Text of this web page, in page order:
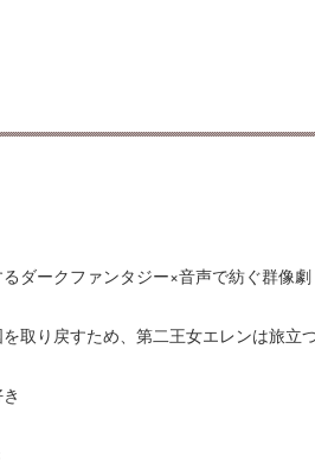
ダークファンタジー×音声で紡ぐ群像
を取り戻すため、第二王女エレンは旅